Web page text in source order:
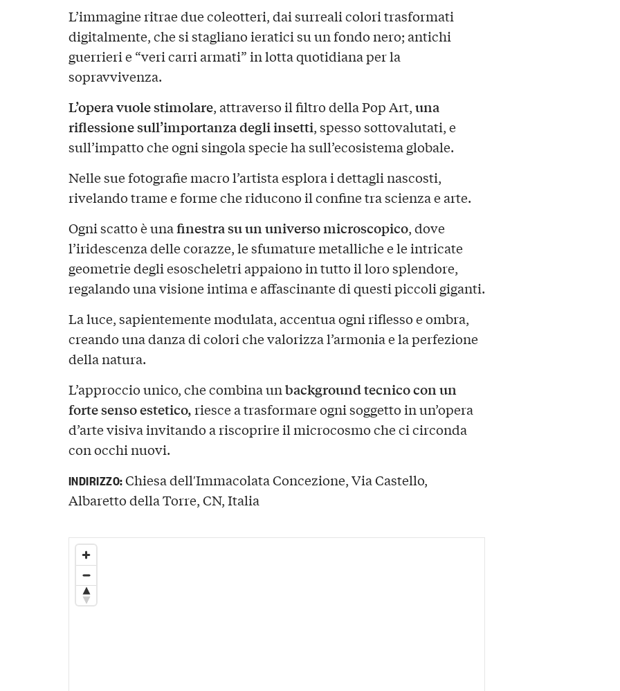
L’immagine ritrae due coleotteri, dai surreali colori trasformati
digitalmente, che si stagliano ieratici su un fondo nero; antichi
guerrieri e “veri carri armati” in lotta quotidiana per la
sopravvivenza.
L’opera vuole stimolare, attraverso il filtro della Pop Art,una
riflessione sull’importanza degli insetti, spesso sottovalutati, e
sull’impatto che ogni singola specie ha sull’ecosistema globale.
Nelle sue fotografie macro l’artista esplora i dettagli nascosti,
rivelando trame e forme che riducono il confine tra scienza e arte.
Ogni scatto è unafinestra su un universo microscopico, dove
l’iridescenza delle corazze, le sfumature metalliche e le intricate
geometrie degli esoscheletri appaiono in tutto il loro splendore,
regalando una visione intima e affascinante di questi piccoli giganti.
La luce, sapientemente modulata, accentua ogni riflesso e ombra,
creando una danza di colori che valorizza l’armonia e la perfezione
della natura.
L’approccio unico, che combina unbackground tecnico con un
forte senso estetico,riesce a trasformare ogni soggetto in un’opera
d’arte visiva invitando a riscoprire il microcosmo che ci circonda
con occhi nuovi.
INDIRIZZO:Chiesa dell′Immacolata Concezione, Via Castello,
Albaretto della Torre, CN, Italia